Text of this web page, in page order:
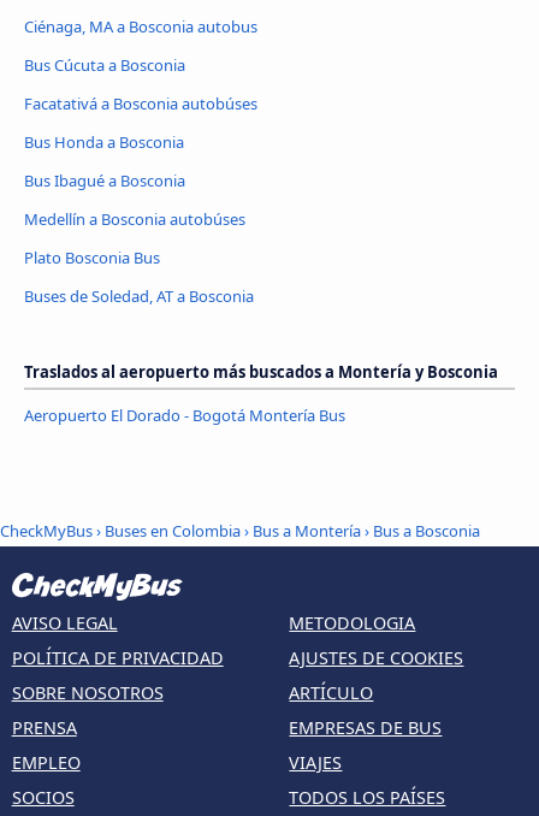
Ciénaga, MA a Bosconia autobus
Bus Cúcuta a Bosconia
Facatativá a Bosconia autobúses
Bus Honda a Bosconia
Bus Ibagué a Bosconia
Medellín a Bosconia autobúses
Plato Bosconia Bus
Buses de Soledad, AT a Bosconia
Traslados al aeropuerto más buscados a Montería y Bosconia
Aeropuerto El Dorado - Bogotá Montería Bus
CheckMyBus› Buses en Colombia› Bus a Montería› Bus a Bosconia
AVISO LEGAL
POLÍTICA DE PRIVACIDAD
SOBRE NOSOTROS
PRENSA
EMPLEO
SOCIOS
METODOLOGIA
AJUSTES DE COOKIES
ARTÍCULO
EMPRESAS DE BUS
VIAJES
TODOS LOS PAÍSES